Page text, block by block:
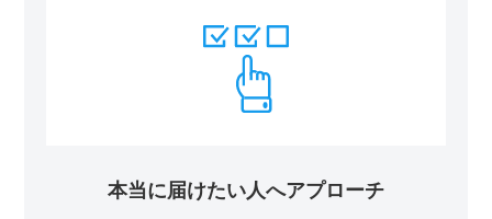
本当に届けたい人へアプローチ